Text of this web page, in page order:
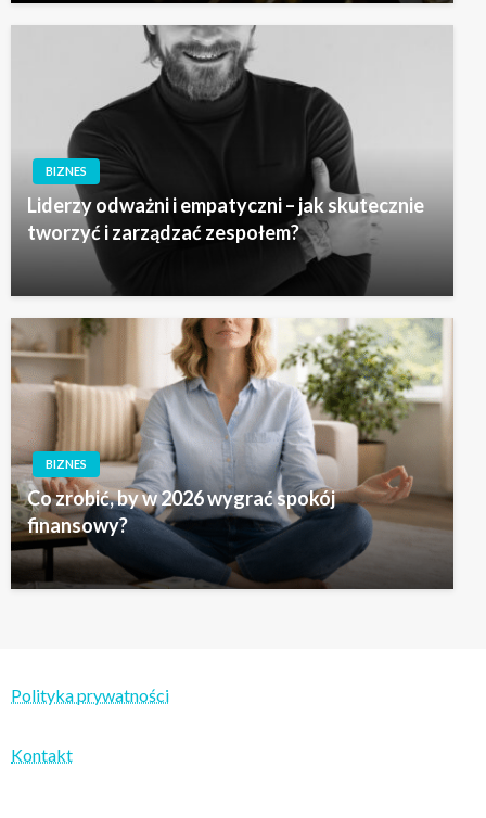
BIZNES
Liderzy odważni i empatyczni – jak skutecznie
tworzyć i zarządzać zespołem?
BIZNES
Co zrobić, by w 2026 wygrać spokój
finansowy?
Polityka prywatności
Kontakt